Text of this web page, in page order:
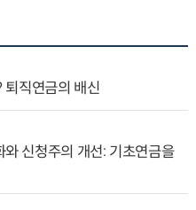
퇴직연금의 배신
신청주의 개선: 기초연금을